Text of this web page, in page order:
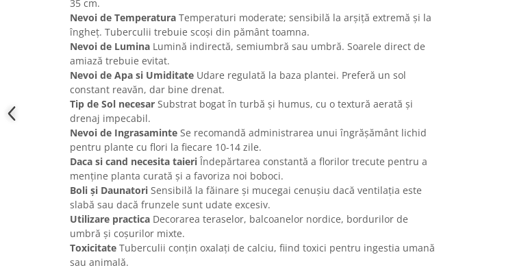
35 cm.
Nevoi de Temperatura Temperaturi moderate; sensibilă la arșiță extremă și la
îngheț. Tuberculii trebuie scoși din pământ toamna.
Nevoi de Lumina Lumină indirectă, semiumbră sau umbră. Soarele direct de
amiază trebuie evitat.
Nevoi de Apa si Umiditate Udare regulată la baza plantei. Preferă un sol
constant reavăn, dar bine drenat.
Tip de Sol necesar Substrat bogat în turbă și humus, cu o textură aerată și
drenaj impecabil.
Nevoi de Ingrasaminte Se recomandă administrarea unui îngrășământ lichid
pentru plante cu flori la fiecare 10-14 zile.
Daca si cand necesita taieri Îndepărtarea constantă a florilor trecute pentru a
menține planta curată și a favoriza noi boboci.
Boli și Daunatori Sensibilă la făinare și mucegai cenușiu dacă ventilația este
slabă sau dacă frunzele sunt udate excesiv.
Utilizare practica Decorarea teraselor, balcoanelor nordice, bordurilor de
umbră și coșurilor mixte.
Toxicitate Tuberculii conțin oxalați de calciu, fiind toxici pentru ingestia umană
sau animală.